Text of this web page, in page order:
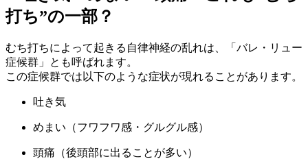
打ち”の一部？
むち打ちによって起きる自律神経の乱れは、「バレ・リュー
症候群」とも呼ばれます。
この症候群では以下のような症状が現れることがあります。
吐き気
めまい（フワフワ感・グルグル感）
頭痛（後頭部に出ることが多い）